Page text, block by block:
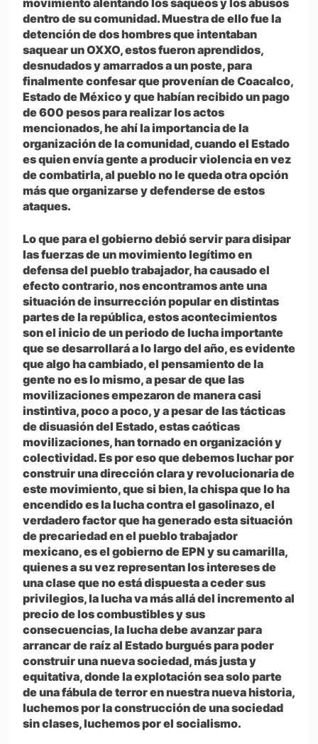
movimiento alentando los saqueos y los abusos
dentro de su comunidad. Muestra de ello fue la
detención de dos hombres que intentaban
saquear un OXXO, estos fueron aprendidos,
desnudados y amarrados a un poste, para
finalmente confesar que provenían de Coacalco,
Estado de México y que habían recibido un pago
de 600 pesos para realizar los actos
mencionados, he ahí la importancia de la
organización de la comunidad, cuando el Estado
es quien envía gente a producir violencia en vez
de combatirla, al pueblo no le queda otra opción
más que organizarse y defenderse de estos
ataques.
Lo que para el gobierno debió servir para disipar
las fuerzas de un movimiento legítimo en
defensa del pueblo trabajador, ha causado el
efecto contrario, nos encontramos ante una
situación de insurrección popular en distintas
partes de la república, estos acontecimientos
son el inicio de un periodo de lucha importante
que se desarrollará a lo largo del año, es evidente
que algo ha cambiado, el pensamiento de la
gente no es lo mismo, a pesar de que las
movilizaciones empezaron de manera casi
instintiva, poco a poco, y a pesar de las tácticas
de disuasión del Estado, estas caóticas
movilizaciones, han tornado en organización y
colectividad. Es por eso que debemos luchar por
construir una dirección clara y revolucionaria de
este movimiento, que si bien, la chispa que lo ha
encendido es la lucha contra el gasolinazo, el
verdadero factor que ha generado esta situación
de precariedad en el pueblo trabajador
mexicano, es el gobierno de EPN y su camarilla,
quienes a su vez representan los intereses de
una clase que no está dispuesta a ceder sus
privilegios, la lucha va más allá del incremento al
precio de los combustibles y sus
consecuencias, la lucha debe avanzar para
arrancar de raíz al Estado burgués para poder
construir una nueva sociedad, más justa y
equitativa, donde la explotación sea solo parte
de una fábula de terror en nuestra nueva historia,
luchemos por la construcción de una sociedad
sin clases, luchemos por el socialismo.